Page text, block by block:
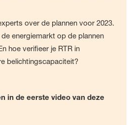
over de plannen voor 2023.
energiemarkt op de plannen
hoe verifieer je RTR in
belichtingscapaciteit?
in de eerste video van deze